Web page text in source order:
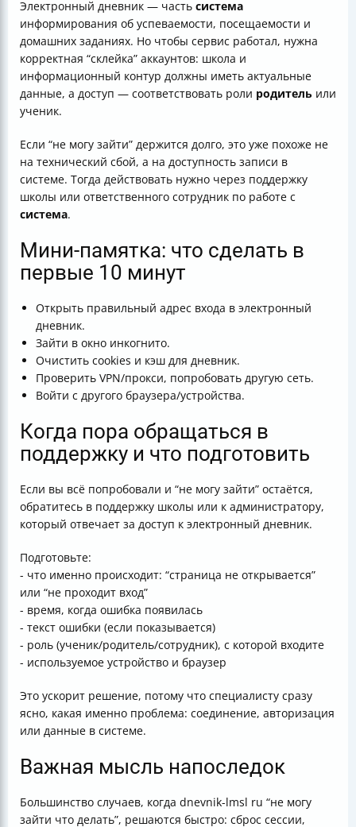
Электронный дневник — часть система
информирования об успеваемости, посещаемости и
домашних заданиях. Но чтобы сервис работал, нужна
корректная “склейка” аккаунтов: школа и
информационный контур должны иметь актуальные
данные, а доступ — соответствовать роли родитель или
ученик.
Если “не могу зайти” держится долго, это уже похоже не
на технический сбой, а на доступность записи в
системе. Тогда действовать нужно через поддержку
школы или ответственного сотрудник по работе с
система.
Мини-памятка: что сделать в
первые 10 минут
Открыть правильный адрес входа в электронный
дневник.
Зайти в окно инкогнито.
Очистить cookies и кэш для дневник.
Проверить VPN/прокси, попробовать другую сеть.
Войти с другого браузера/устройства.
Когда пора обращаться в
поддержку и что подготовить
Если вы всё попробовали и “не могу зайти” остаётся,
обратитесь в поддержку школы или к администратору,
который отвечает за доступ к электронный дневник.
Подготовьте:
- что именно происходит: “страница не открывается”
или “не проходит вход”
- время, когда ошибка появилась
- текст ошибки (если показывается)
- роль (ученик/родитель/сотрудник), с которой входите
- используемое устройство и браузер
Это ускорит решение, потому что специалисту сразу
ясно, какая именно проблема: соединение, авторизация
или данные в системе.
Важная мысль напоследок
Большинство случаев, когда dnevnik-lmsl ru “не могу
зайти что делать”, решаются быстро: сброс сессии,